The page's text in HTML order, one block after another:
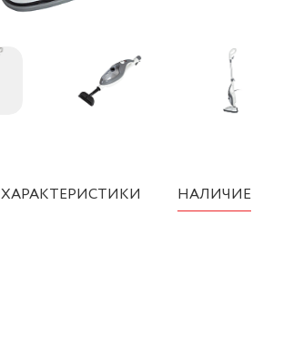
ХАРАКТЕРИСТИКИ НАЛИЧИЕ